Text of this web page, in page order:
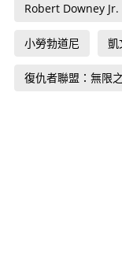
Robert Downey Jr.
小勞勃道尼 凱
復仇者聯盟：無限